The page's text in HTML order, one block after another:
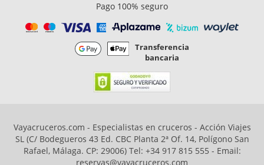
Pago 100% seguro
Transferencia
bancaria
Vayacruceros.com - Especialistas en cruceros - Acción Viajes
SL (C/ Bodegueros 43 Ed. CBC Planta 2ª Of. 14, Polígono San
Rafael, Málaga. CP: 29006) Tel: +34 917 815 555 - Email:
reservas@vayacruceros.com